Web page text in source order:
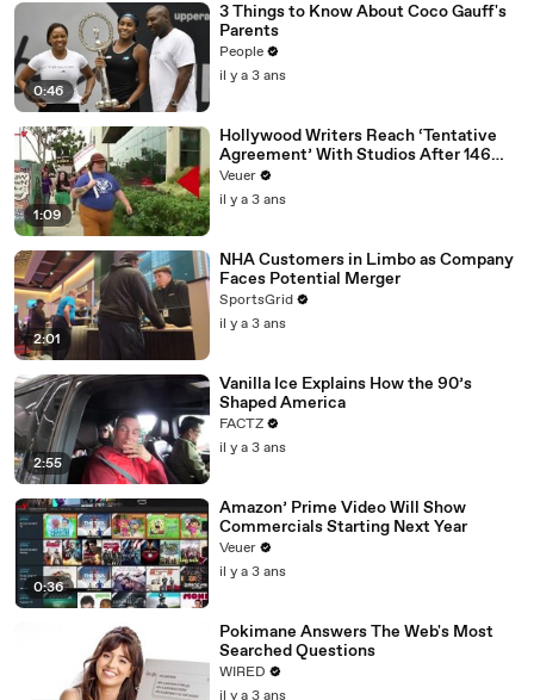
0:46
3 Things to Know About Coco Gauff's
Parents
People
il y a 3 ans
1:09
Hollywood Writers Reach ‘Tentative
Agreement’ With Studios After 146
Day Strike
Veuer
il y a 3 ans
2:01
NHA Customers in Limbo as Company
Faces Potential Merger
SportsGrid
il y a 3 ans
2:55
Vanilla Ice Explains How the 90’s
Shaped America
FACTZ
il y a 3 ans
0:36
Amazon’ Prime Video Will Show
Commercials Starting Next Year
Veuer
il y a 3 ans
Pokimane Answers The Web's Most
Searched Questions
WIRED